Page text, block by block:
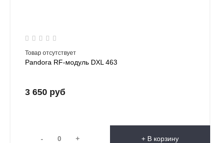
Товар отсутствует
Pandora RF-модуль DXL 463
3 650 руб
- + + В корзину